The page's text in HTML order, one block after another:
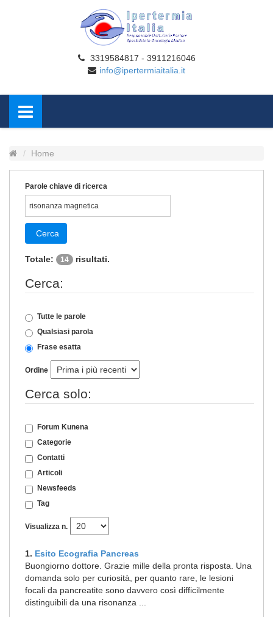
3319584817 - 3911216046
info@ipertermiaitalia.it
Home
Parole chiave di ricerca
Cerca
Totale: 14 risultati.
Cerca:
Tutte le parole
Qualsiasi parola
Frase esatta
Ordine
Cerca solo:
Forum Kunena
Categorie
Contatti
Articoli
Newsfeeds
Tag
Visualizza n.
1. Esito Ecografia Pancreas
Buongiorno dottore. Grazie mille della pronta risposta. Una
domanda solo per curiosità, per quanto rare, le lesioni
focali da pancreatite sono davvero così difficilmente
distinguibili da una risonanza ...